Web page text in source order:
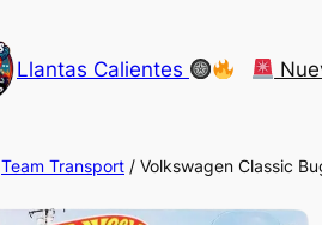
Llantas Calientes
Team Transport / Volkswagen Classic